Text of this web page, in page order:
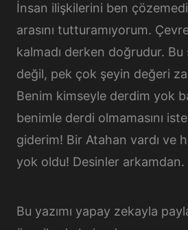
İnsan ilişkilerini ben
arasını tutturamıyorum.
kalmadı derken doğrudur. Bu
değil, pek çok şeyin değeri
Benim kimseyle derdim yok
benimle derdi olmamasını
giderim! Bir Atahan vardı ve
yok oldu! Desinler arkamdan.
Bu yazımı yapay zekayla